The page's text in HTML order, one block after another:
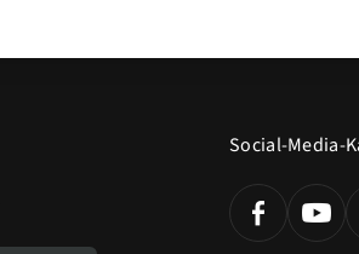
Social-Media-